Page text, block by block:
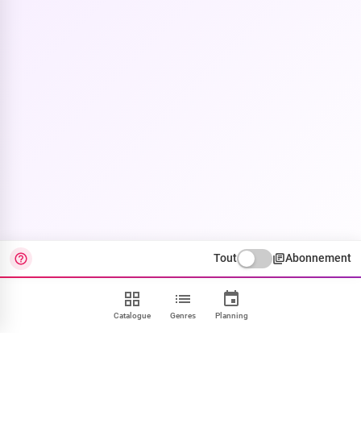
Catalogue Genres Planning
Tout Abonnement